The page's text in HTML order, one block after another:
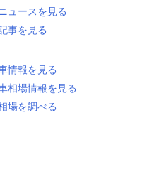
ュースを見る
事を見る
情報を見る
相場情報を見る
場を調べる